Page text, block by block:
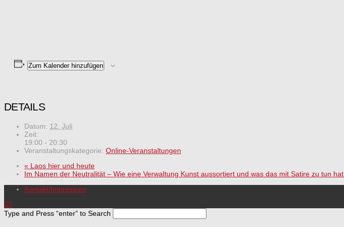
Zum Kalender hinzufügen
DETAILS
Datum: 12. Juli
Zeit:
19:00 - 20:30
Veranstaltungskategorie: Online-Veranstaltungen
« Laos hier und heute
Im Namen der Neutralität – Wie eine Verwaltung Kunst aussortiert und was das mit Satire zu tun hat
Kontakt/Impressum
Type and Press “enter” to Search